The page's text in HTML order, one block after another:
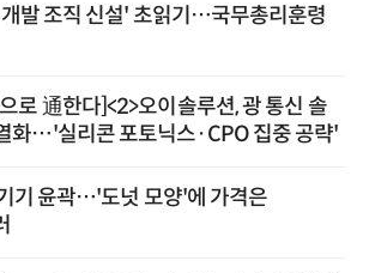
발 조직 신설' 초읽기…국무총리훈령
로 通한다]<2>오이솔루션, 광 통신 솔
화…'실리콘 포토닉스·CPO 집중 공략'
기 윤곽…'도넛 모양'에 가격은